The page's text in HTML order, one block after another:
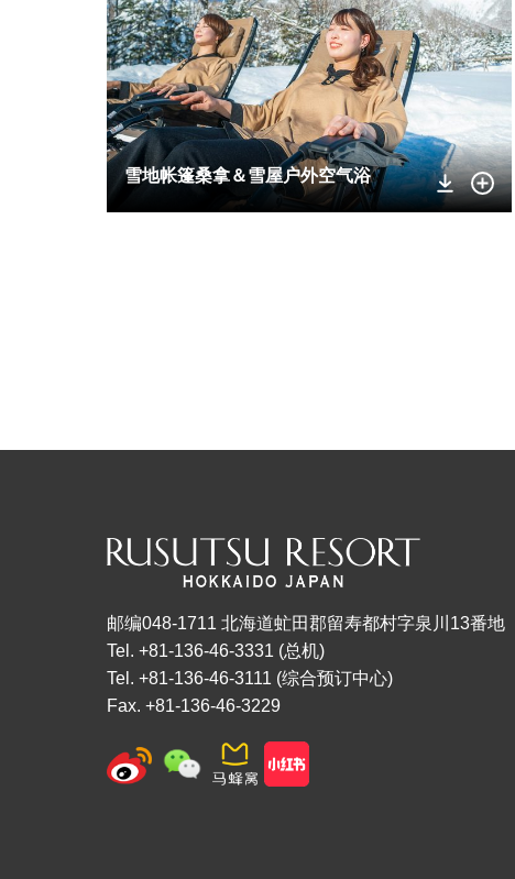
雪地帐篷桑拿＆雪屋户外空气浴
邮编048-1711 北海道虻田郡留寿都村字泉川13番地
Tel. +81-136-46-3331 (总机)
Tel. +81-136-46-3111 (综合预订中心)
Fax. +81-136-46-3229